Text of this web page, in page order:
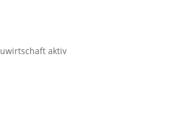
aktiv